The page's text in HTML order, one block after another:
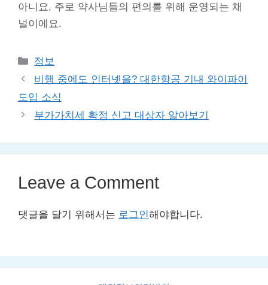
아니요, 주로 약사님들의 편의를 위해 운영되는 채
널이에요.
Categories
정보
비행 중에도 인터넷을? 대한항공 기내 와이파이
도입 소식
부가가치세 확정 신고 대상자 알아보기
Leave a Comment
댓글을 달기 위해서는 로그인해야합니다.